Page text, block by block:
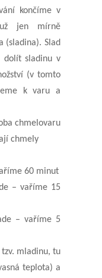
končíme v
jen mírně
(sladina). Slad
dolít sladinu v
(v tomto
k varu a
chmelovaru
chmely
60 minut
– vaříme 15
– vaříme 5
mladinu, tu
teplota) a